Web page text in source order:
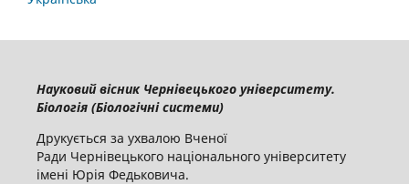
Науковий вісник Чернівецького університету.
Біологія (Біологічні системи)
Друкується за ухвалою Вченої
Ради Чернівецького національного університету
імені Юрія Федьковича.